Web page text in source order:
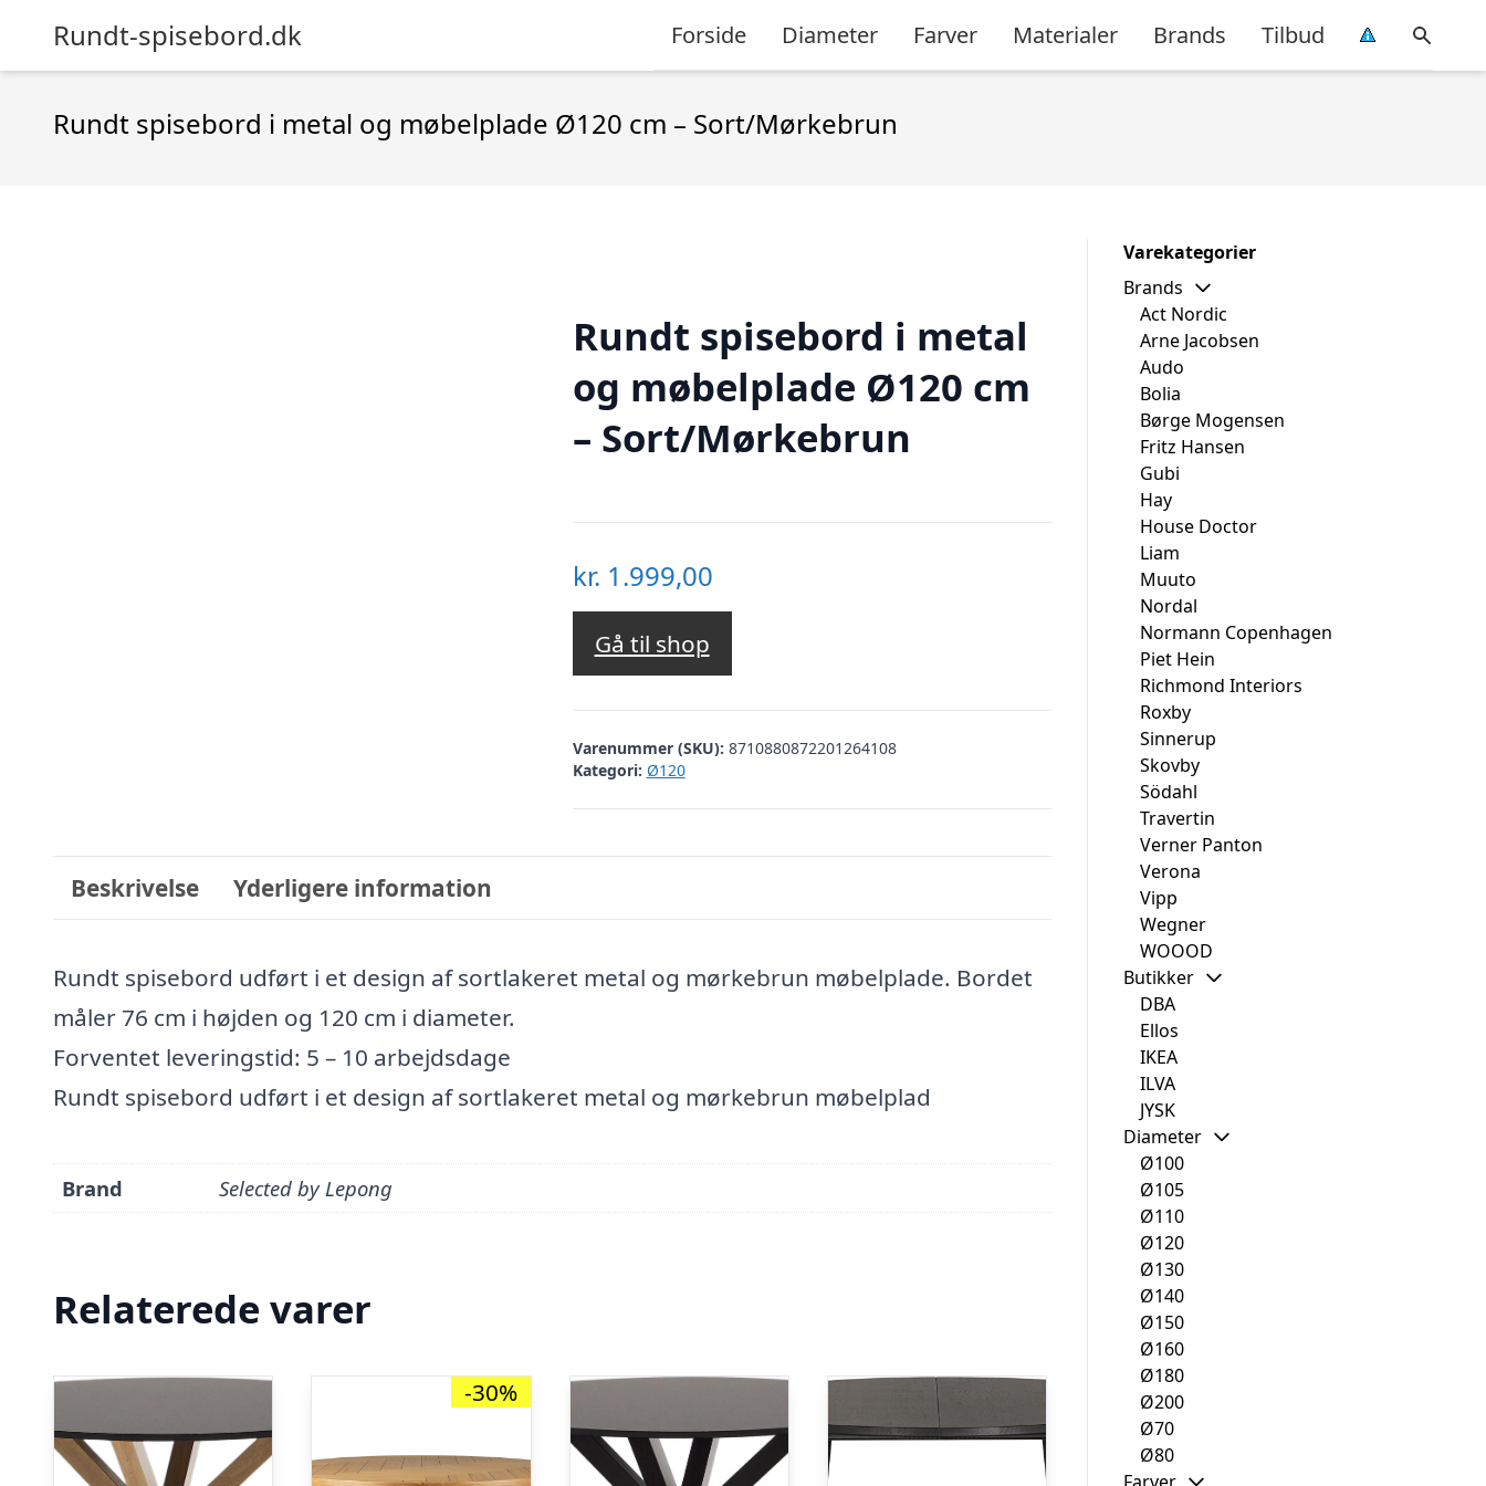
Rundt-spisebord.dk Forside Diameter Farver Materialer Brands Tilbud
Rundt spisebord i metal og møbelplade Ø120 cm – Sort/Mørkebrun
Rundt spisebord i metal
og møbelplade Ø120 cm
– Sort/Mørkebrun
kr. 1.999,00
Gå til shop
Varenummer (SKU): 8710880872201264108
Kategori: Ø120
Beskrivelse Yderligere information
Rundt spisebord udført i et design af sortlakeret metal og mørkebrun møbelplade. Bordet
måler 76 cm i højden og 120 cm i diameter.
Forventet leveringstid: 5 – 10 arbejdsdage
Rundt spisebord udført i et design af sortlakeret metal og mørkebrun møbelplad
Brand Selected by Lepong
Relaterede varer
-30%
Varekategorier
Brands
Act Nordic
Arne Jacobsen
Audo
Bolia
Børge Mogensen
Fritz Hansen
Gubi
Hay
House Doctor
Liam
Muuto
Nordal
Normann Copenhagen
Piet Hein
Richmond Interiors
Roxby
Sinnerup
Skovby
Södahl
Travertin
Verner Panton
Verona
Vipp
Wegner
WOOOD
Butikker
DBA
Ellos
IKEA
ILVA
JYSK
Diameter
Ø100
Ø105
Ø110
Ø120
Ø130
Ø140
Ø150
Ø160
Ø180
Ø200
Ø70
Ø80